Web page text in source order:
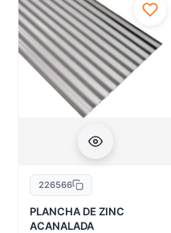
226566
PLANCHA DE ZINC
ACANALADA